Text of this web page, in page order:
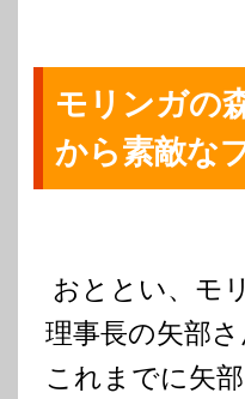
モリンガの
から素敵な
おととい、モ
理事長の矢部
これまでに矢